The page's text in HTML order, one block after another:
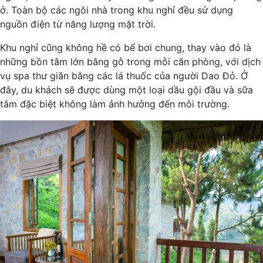
ở. Toàn bộ các ngôi nhà trong khu nghỉ đều sử dụng
nguồn điện từ năng lượng mặt trời.
Khu nghỉ cũng không hề có bể bơi chung, thay vào đó là
những bồn tắm lớn bằng gỗ trong mỗi căn phòng, với dịch
vụ spa thư giãn bằng các lá thuốc của người Dao Đỏ. Ở
đây, du khách sẽ được dùng một loại dầu gội đầu và sữa
tắm đặc biệt không làm ảnh hưởng đến môi trường.